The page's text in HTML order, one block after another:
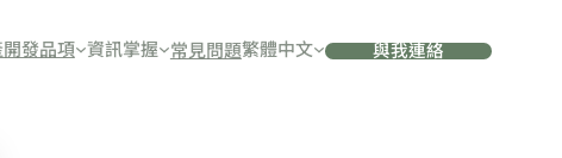
發品項 資訊掌握 常見問題繁體中文 與我連絡